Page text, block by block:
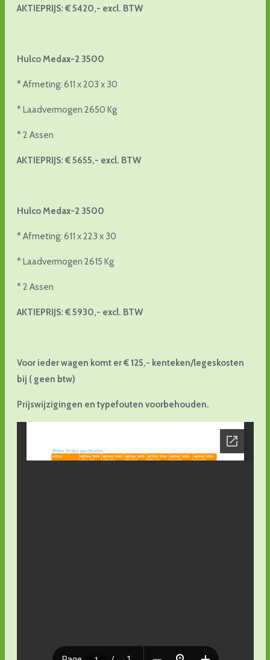
AKTIEPRIJS: € 5420,- excl. BTW
Hulco Medax-2 3500
* Afmeting: 611 x 203 x 30
* Laadvermogen 2650 Kg
* 2 Assen
AKTIEPRIJS: € 5655,- excl. BTW
Hulco Medax-2 3500
* Afmeting: 611 x 223 x 30
* Laadvermogen 2615 Kg
* 2 Assen
AKTIEPRIJS: € 5930,- excl. BTW
Voor ieder wagen komt er € 125,- kenteken/legeskosten
bij ( geen btw)
Prijswijzigingen en typefouten voorbehouden.